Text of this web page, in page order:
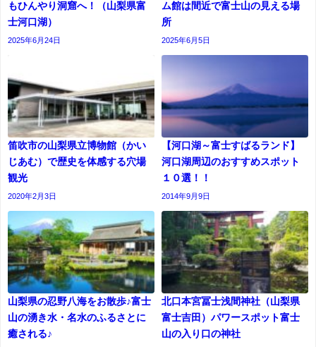
もひんやり洞窟へ！（山梨県富
士河口湖）
2025年6月24日
ム館は間近で富士山の見える場
所
2025年6月5日
笛吹市の山梨県立博物館（かい
じあむ）で歴史を体感する穴場
観光
2020年2月3日
【河口湖～富士すばるランド】
河口湖周辺のおすすめスポット
１０選！！
2014年9月9日
山梨県の忍野八海をお散歩♪富士
山の湧き水・名水のふるさとに
癒される♪
北口本宮冨士浅間神社（山梨県
富士吉田）パワースポット富士
山の入り口の神社